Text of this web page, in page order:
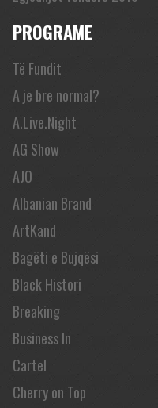
PROGRAME
Të Fundit
A je bre normal?
A.Live.Night
AG Show
AJO
Albanian Brand
ArtKand
Bagëti e Bujqësi
Black Histori
Breaking
Business In
Cartel
Cherry on Top